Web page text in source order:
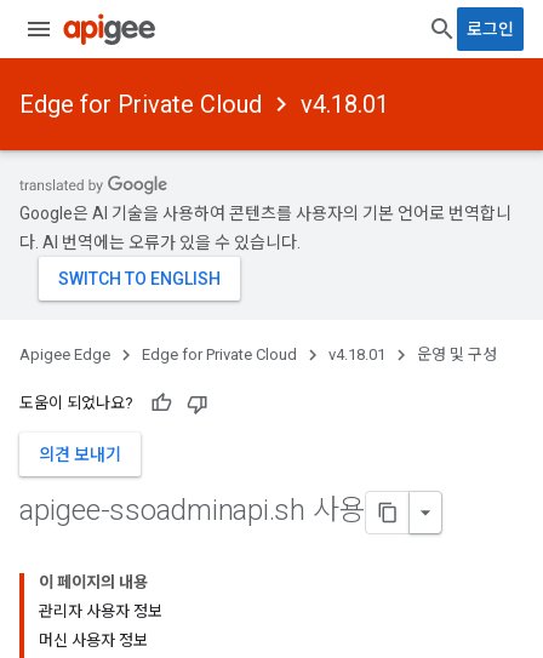
로그인
Edge for Private Cloud v4.18.01
Google은 AI 기술을 사용하여 콘텐츠를 사용자의 기본 언어로 번역합니
다. AI 번역에는 오류가 있을 수 있습니다.
Apigee Edge Edge for Private Cloud v4.18.01 운영 및 구성
도움이 되었나요?
의견 보내기
apigee-ssoadminapi.sh 사용
이 페이지의 내용
관리자 사용자 정보
머신 사용자 정보